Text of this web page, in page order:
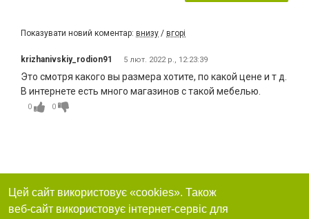
Показувати новий коментар: внизу / вгорі
krizhanivskiy_rodion91 5 лют. 2022 р., 12:23:39
Это смотря какого вы размера хотите, по какой цене и т д.
В интернете есть много магазинов с такой мебелью.
0 0
Цей сайт використовує «cookies». Також
веб-сайт використовує інтернет-сервіс для